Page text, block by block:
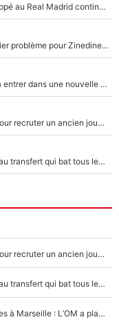
«C'est une fierté» : La signature de Kylian Mbappé au Real Madrid continue de régaler l'Espagne
Michael Olise : Pierre Ménès annonce un premier problème pour Zinedine Zidane en équipe de France
F1 - Alpine signe un accord «impensable» et va entrer dans une nouvelle dimension : Grande nouvelle pour Pierre Gasly !
«C’est un très bon choix» : L'OM fait une offre pour recruter un ancien joueur du PSG... et c'est validé dans l'After Foot !
140M€ pour Yan Diomandé : Le PSG a dit non au transfert qui bat tous les records sur le mercato
«C’est un très bon choix» : L'OM fait une offre pour recruter un ancien joueur du PSG... et c'est validé dans l'After Foot !
140M€ pour Yan Diomandé : Le PSG a dit non au transfert qui bat tous les records sur le mercato
La crise financière continue de faire des ravages à Marseille : L’OM a placé 12 joueurs sur le marché des transferts… et ça pourrait lui rapporter près de 100M€ !